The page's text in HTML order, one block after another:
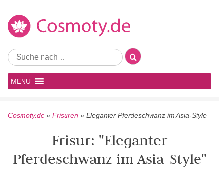
MENU
Cosmoty.de » Frisuren » Eleganter Pferdeschwanz im Asia-Style
Frisur: "Eleganter
Pferdeschwanz im Asia-Style"